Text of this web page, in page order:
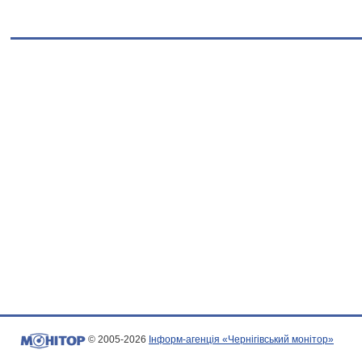
© 2005-2026 Інформ-агенція «Чернігівський монітор»